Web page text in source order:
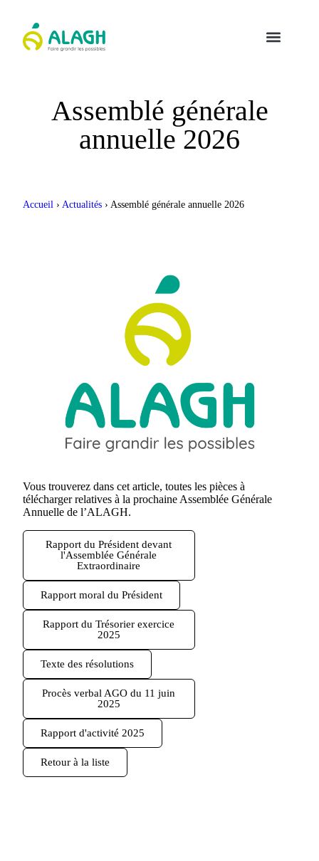
Assemblé générale
annuelle 2026
Accueil › Actualités › Assemblé générale annuelle 2026
Vous trouverez dans cet article, toutes les pièces à
télécharger relatives à la prochaine Assemblée Générale
Annuelle de l’ALAGH.
Rapport du Président devant
l'Assemblée Générale
Extraordinaire
Rapport moral du Président
Rapport du Trésorier exercice
2025
Texte des résolutions
Procès verbal AGO du 11 juin
2025
Rapport d'activité 2025
Retour à la liste